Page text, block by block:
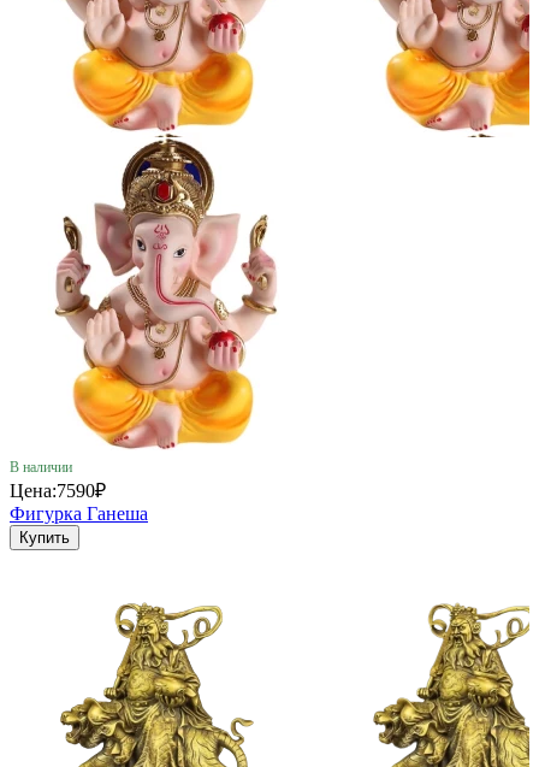
В наличии
Цена:7590₽
Фигурка Ганеша
Купить